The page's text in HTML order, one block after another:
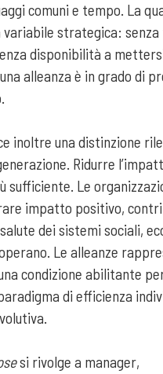
comuni e tempo. La
strategica: senza
disponibilità a
alleanza è in grado di
inoltre una distinzione
Ridurre
sufficiente. Le
impatto positivo,
dei sistemi sociali,
Le alleanze
condizione abilitante
di efficienza
si rivolge a manager,